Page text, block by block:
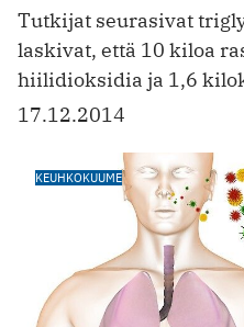
Tutkijat seurasivat
laskivat, että 10 kiloa
hiilidioksidia ja 1,6
17.12.2014
KEUHKOKUUME